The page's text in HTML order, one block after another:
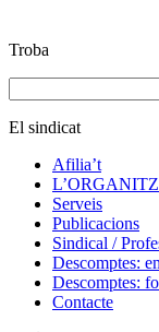
Troba
El sindicat
Afilia’t
Serveis
Publicacions
Sindical /
Descomptes:
Descomptes:
Contacte